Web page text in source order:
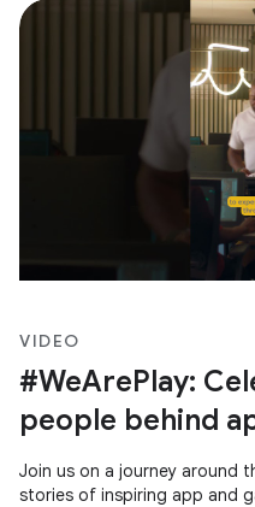
VIDEO
#WeArePlay:
people behind
Join us on a journey around
stories of inspiring app and